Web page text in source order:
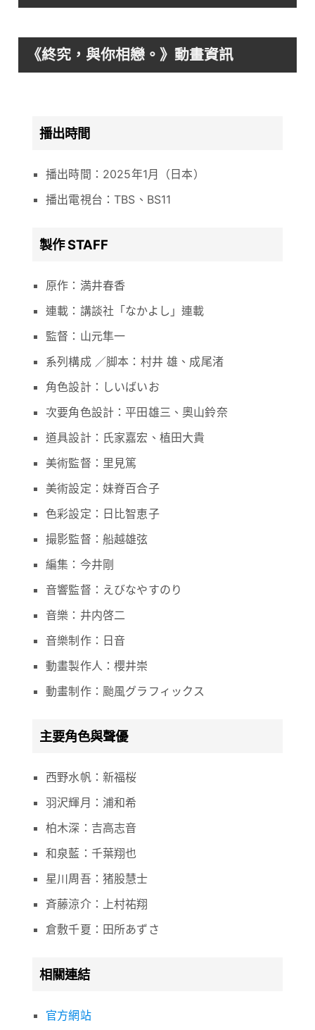
《終究，與你相戀。》動畫資訊
播出時間
播出時間：2025年1月（日本）
播出電視台：TBS、BS11
製作 STAFF
原作：満井春香
連載：講談社「なかよし」連載
監督：山元隼一
系列構成 ／脚本：村井 雄、成尾渚
角色設計：しいばいお
次要角色設計：平田雄三、奧山鈴奈
道具設計：氏家嘉宏、植田大貴
美術監督：里見篤
美術設定：妹脊百合子
色彩設定：日比智恵子
撮影監督：船越雄弦
編集：今井剛
音響監督：えびなやすのり
音樂：井内啓二
音樂制作：日音
動畫製作人：櫻井崇
動畫制作：颱風グラフィックス
主要角色與聲優
西野水帆：新福桜
羽沢輝月：浦和希
柏木深：吉高志音
和泉藍：千葉翔也
星川周吾：猪股慧士
斉藤涼介：上村祐翔
倉敷千夏：田所あずさ
相關連結
官方網站